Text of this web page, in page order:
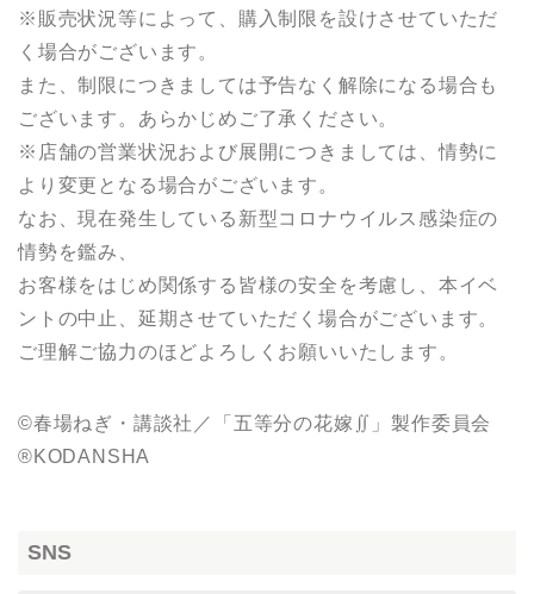
※販売状況等によって、購入制限を設けさせていただ
く場合がございます。
また、制限につきましては予告なく解除になる場合も
ございます。あらかじめご了承ください。
※店舗の営業状況および展開につきましては、情勢に
より変更となる場合がございます。
なお、現在発生している新型コロナウイルス感染症の
情勢を鑑み、
お客様をはじめ関係する皆様の安全を考慮し、本イベ
ントの中止、延期させていただく場合がございます。
ご理解ご協力のほどよろしくお願いいたします。
©春場ねぎ・講談社／「五等分の花嫁∬」製作委員会
®KODANSHA
SNS